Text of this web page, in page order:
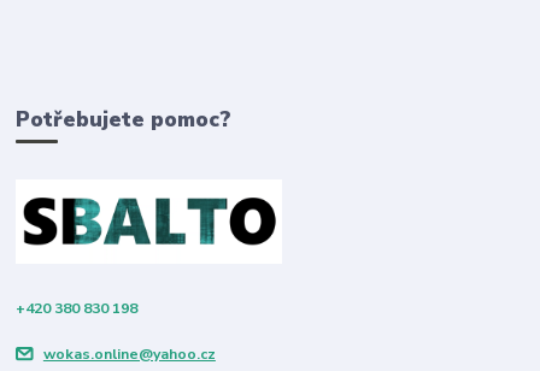
Potřebujete pomoc?
+420 380 830 198
wokas.online@yahoo.cz